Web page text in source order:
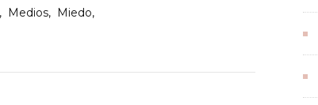
Medios Miedo